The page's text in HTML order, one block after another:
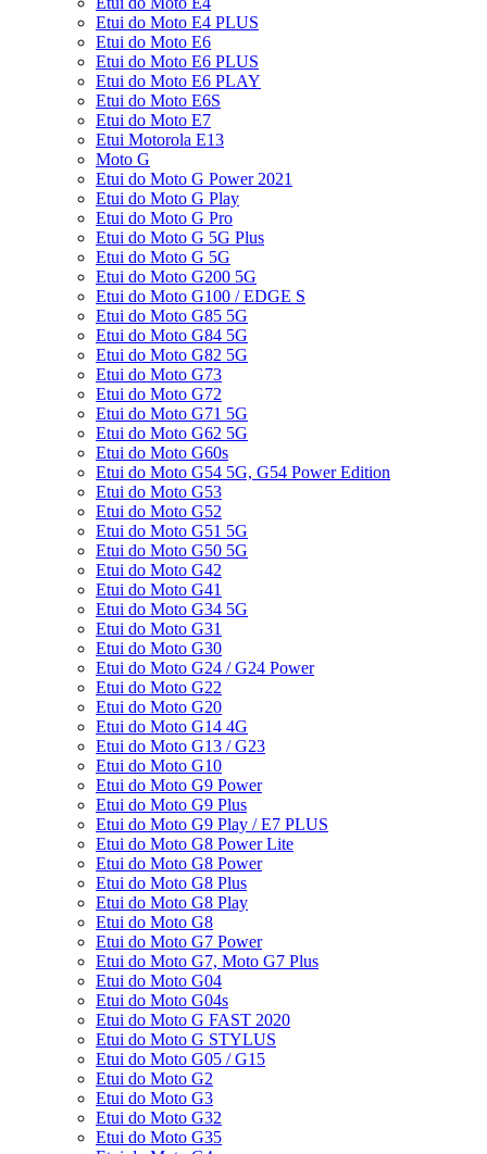
Etui do Moto E4 PLUS
Etui do Moto E6
Etui do Moto E6 PLUS
Etui do Moto E6 PLAY
Etui do Moto E6S
Etui do Moto E7
Etui Motorola E13
Moto G
Etui do Moto G Power 2021
Etui do Moto G Play
Etui do Moto G Pro
Etui do Moto G 5G Plus
Etui do Moto G 5G
Etui do Moto G200 5G
Etui do Moto G100 / EDGE S
Etui do Moto G85 5G
Etui do Moto G84 5G
Etui do Moto G82 5G
Etui do Moto G73
Etui do Moto G72
Etui do Moto G71 5G
Etui do Moto G62 5G
Etui do Moto G60s
Etui do Moto G54 5G, G54 Power Edition
Etui do Moto G53
Etui do Moto G52
Etui do Moto G51 5G
Etui do Moto G50 5G
Etui do Moto G42
Etui do Moto G41
Etui do Moto G34 5G
Etui do Moto G31
Etui do Moto G30
Etui do Moto G24 / G24 Power
Etui do Moto G22
Etui do Moto G20
Etui do Moto G14 4G
Etui do Moto G13 / G23
Etui do Moto G10
Etui do Moto G9 Power
Etui do Moto G9 Plus
Etui do Moto G9 Play / E7 PLUS
Etui do Moto G8 Power Lite
Etui do Moto G8 Power
Etui do Moto G8 Plus
Etui do Moto G8 Play
Etui do Moto G8
Etui do Moto G7 Power
Etui do Moto G7, Moto G7 Plus
Etui do Moto G04
Etui do Moto G04s
Etui do Moto G FAST 2020
Etui do Moto G STYLUS
Etui do Moto G05 / G15
Etui do Moto G2
Etui do Moto G3
Etui do Moto G32
Etui do Moto G35